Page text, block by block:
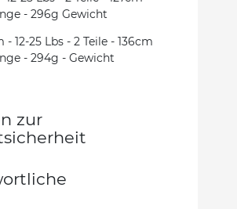
- 296g Gewicht
- 12-25 Lbs - 2 Teile - 136cm
- 294g - Gewicht
zur